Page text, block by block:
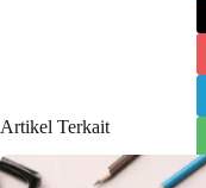
Artikel Terkait